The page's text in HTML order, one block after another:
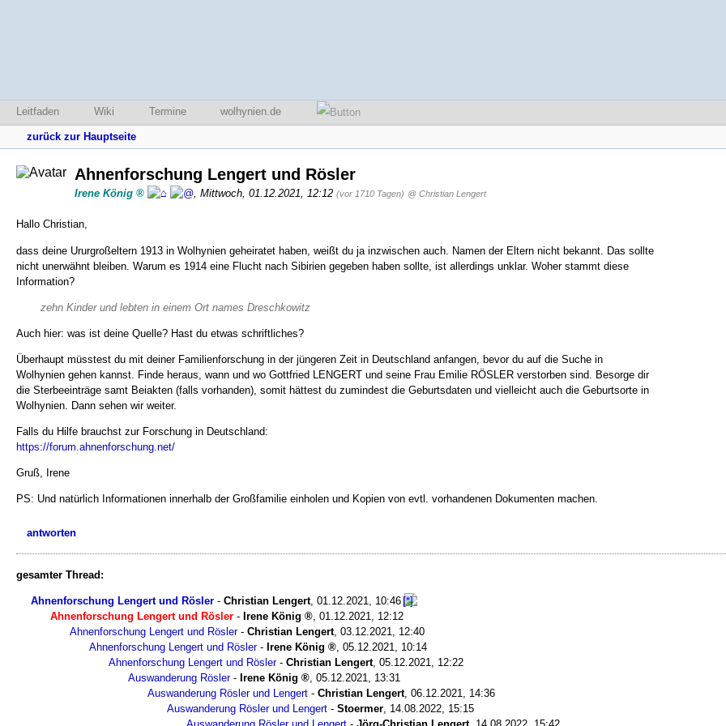
Leitfaden Wiki Termine wolhynien.de
zurück zur Hauptseite
Ahnenforschung Lengert und Rösler
Irene König , Mittwoch, 01.12.2021, 12:12 (vor 1710 Tagen) @ Christian Lengert
Hallo Christian,
dass deine Ururgroßeltern 1913 in Wolhynien geheiratet haben, weißt du ja inzwischen auch. Namen der Eltern nicht bekannt. Das sollte
nicht unerwähnt bleiben. Warum es 1914 eine Flucht nach Sibirien gegeben haben sollte, ist allerdings unklar. Woher stammt diese
Information?
zehn Kinder und lebten in einem Ort names Dreschkowitz
Auch hier: was ist deine Quelle? Hast du etwas schriftliches?
Überhaupt müsstest du mit deiner Familienforschung in der jüngeren Zeit in Deutschland anfangen, bevor du auf die Suche in
Wolhynien gehen kannst. Finde heraus, wann und wo Gottfried LENGERT und seine Frau Emilie RÖSLER verstorben sind. Besorge dir
die Sterbeeinträge samt Beiakten (falls vorhanden), somit hättest du zumindest die Geburtsdaten und vielleicht auch die Geburtsorte in
Wolhynien. Dann sehen wir weiter.
Falls du Hilfe brauchst zur Forschung in Deutschland:
https://forum.ahnenforschung.net/
Gruß, Irene
PS: Und natürlich Informationen innerhalb der Großfamilie einholen und Kopien von evtl. vorhandenen Dokumenten machen.
antworten
gesamter Thread:
Ahnenforschung Lengert und Rösler - Christian Lengert, 01.12.2021, 10:46
Ahnenforschung Lengert und Rösler - Irene König , 01.12.2021, 12:12
Ahnenforschung Lengert und Rösler- Christian Lengert, 03.12.2021, 12:40
Ahnenforschung Lengert und Rösler- Irene König , 05.12.2021, 10:14
Ahnenforschung Lengert und Rösler- Christian Lengert, 05.12.2021, 12:22
Auswanderung Rösler- Irene König , 05.12.2021, 13:31
Auswanderung Rösler und Lengert - Christian Lengert, 06.12.2021, 14:36
Auswanderung Rösler und Lengert - Stoermer, 14.08.2022, 15:15